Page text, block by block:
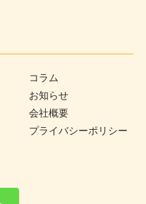
コラム
お知らせ
会社概要
プライバシーポリシー